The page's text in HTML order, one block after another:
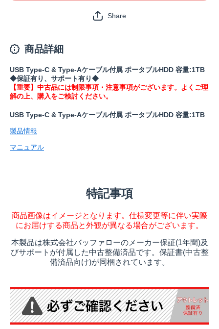
Share
商品詳細
USB Type-C & Type-Aケーブル付属 ポータブルHDD 容量:1TB
◆保証有り、サポート有り◆
【重要】中古品には制限事項・注意事項がございます。よくご理
解の上、購入をご検討ください。
USB Type-C & Type-Aケーブル付属 ポータブルHDD 容量:1TB
製品情報
マニュアル
特記事項
商品画像はイメージとなります。仕様変更等に伴い実際
にお届けする商品と外観が異なる場合がございます。
本製品は株式会社バッファローのメーカー保証(1年間)及
びサポートが付属した中古整備済品です。保証書(中古整
備済品向け)が同梱されています。